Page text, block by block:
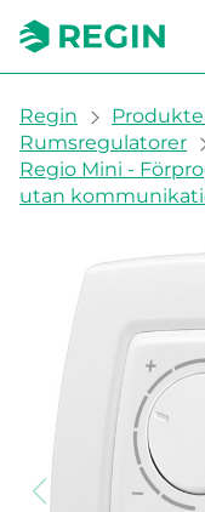
You are here:
Regin
Rumsregulatorer
Regio Mini -
utan